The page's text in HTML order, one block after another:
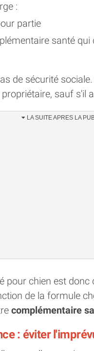
:
partie
santé
de sécurité
sauf s'il
pour chien est
de la formule
complémentaire
: éviter